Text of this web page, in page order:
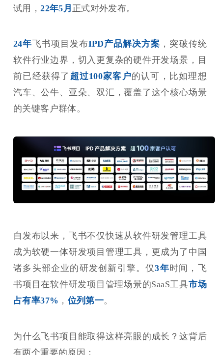
试用，22年5月 正式对外发布。
24年 飞书项目发布IPD产品解决方案 ，突破传统
软件行业边界，切入更复杂的硬件开发场景，目
前已经获得了 超过100家客户的认可，比如理想
汽车、公牛、亚朵、双汇，覆盖了这个核心场景
的关键客户群体。
自发布以来，飞书不仅快速从软件研发管理工具
成为软硬一体研发项目管理工具，更成为了中国
诸多头部企业的研发创新引擎。仅3年时间，飞
书项目在软件研发项目管理场景的SaaS工具市场
占有率37% ， 位列第一。
为什么飞书项目能取得这样亮眼的成长？这背后
有两个重要的原因：